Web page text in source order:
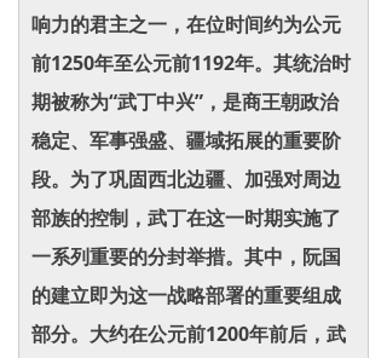
响力的君主之一，在位时间约为公元
前1250年至公元前1192年。其统治时
期被称为“武丁中兴”，是商王朝政治
稳定、军事强盛、疆域拓展的重要阶
段。为了巩固西北边疆、加强对周边
部族的控制，武丁在这一时期实施了
一系列重要的分封举措。其中，阮国
的建立即为这一战略部署的重要组成
部分。大约在公元前1200年前后，武